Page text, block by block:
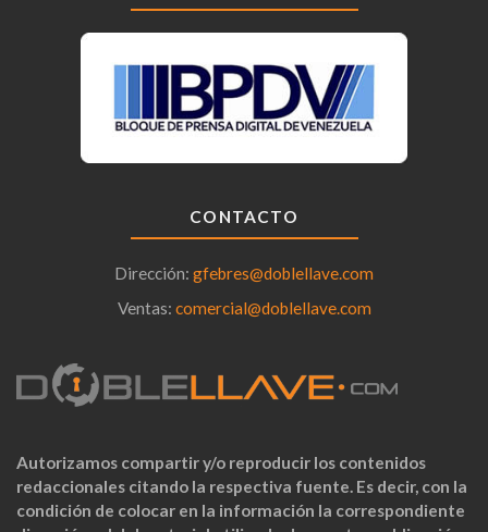
CONTACTO
Dirección: gfebres@doblellave.com
Ventas: comercial@doblellave.com
Autorizamos compartir y/o reproducir los contenidos
redaccionales citando la respectiva fuente. Es decir, con la
condición de colocar en la información la correspondiente